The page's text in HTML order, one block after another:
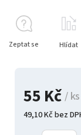
55 Kč/ ks
49,10 Kč bez
Zeptat se Hlídat